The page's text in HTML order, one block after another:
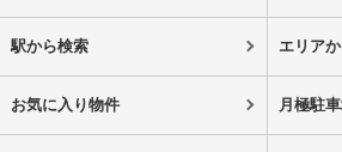
駅から検索 エリア
お気に入り物件 月極駐